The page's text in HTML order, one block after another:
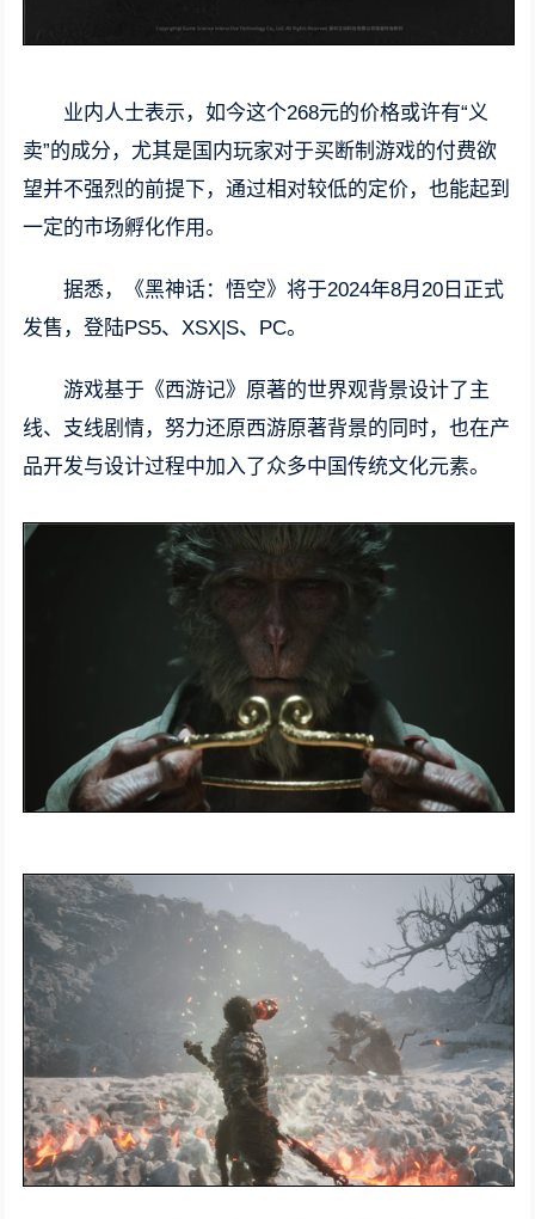
业内人士表示，如今这个268元的价格或许有“义
卖”的成分，尤其是国内玩家对于买断制游戏的付费欲
望并不强烈的前提下，通过相对较低的定价，也能起到
一定的市场孵化作用。
据悉，《黑神话：悟空》将于2024年8月20日正式
发售，登陆PS5、XSX|S、PC。
游戏基于《西游记》原著的世界观背景设计了主
线、支线剧情，努力还原西游原著背景的同时，也在产
品开发与设计过程中加入了众多中国传统文化元素。